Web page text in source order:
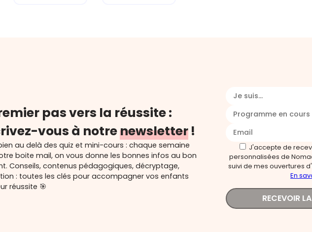
pas vers la réussite :
vous à notrenewsletter !
au delà des quiz et mini-cours : chaque semaine
boite mail, on vous donne les bonnes infos au bon
Conseils, contenus pédagogiques, décryptage,
: toutes les clés pour accompagner vos enfants
réussite 🎯
Je suis...
Programme en cours
J'accepte de
personnalisées de
suivi de mes ouvertures
En
RECEVOIR